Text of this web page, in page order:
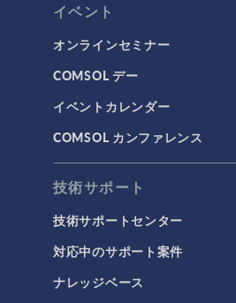
イベント
オンラインセミナー
COMSOL デー
イベントカレンダー
COMSOL カンファレンス
技術サポート
技術サポートセンター
対応中のサポート案件
ナレッジベース